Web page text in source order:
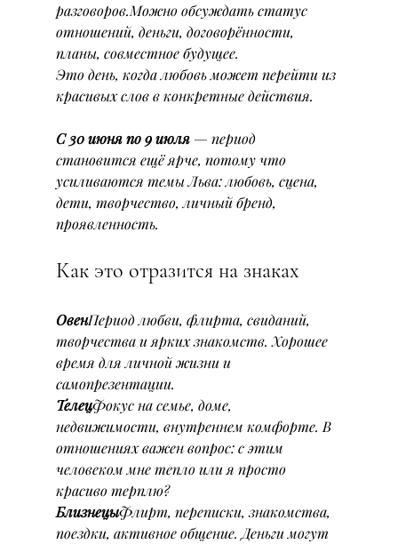
разговоров.Можно обсуждать статус
отношений, деньги, договорённости,
планы, совместное будущее.
Это день, когда любовь может перейти из
красивых слов в конкретные действия.
С 30 июня по 9 июля — период
становится ещё ярче, потому что
усиливаются темы Льва: любовь, сцена,
дети, творчество, личный бренд,
проявленность.
Как это отразится на знаках
ОвенПериод любви, флирта, свиданий,
творчества и ярких знакомств. Хорошее
время для личной жизни и
самопрезентации.
ТелецФокус на семье, доме,
недвижимости, внутреннем комфорте. В
отношениях важен вопрос: с этим
человеком мне тепло или я просто
красиво терплю?
БлизнецыФлирт, переписки, знакомства,
поездки, активное общение. Деньги могут